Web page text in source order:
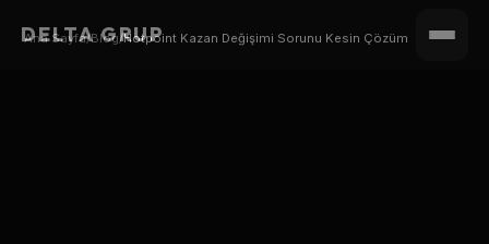
DELTA GRUP
Ana Sayfa/Blog/Hotpoint Kazan Değişimi Sorunu Kesin Çözüm